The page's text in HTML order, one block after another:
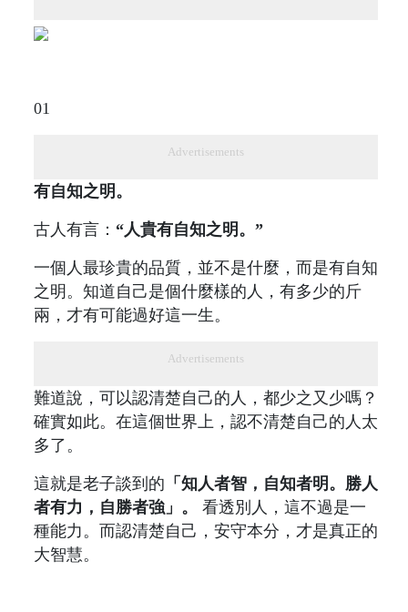
01
Advertisements
有自知之明。
古人有言： “人貴有自知之明。”
一個人最珍貴的品質，並不是什麼，而是有自知
之明。知道自己是個什麼樣的人，有多少的斤
兩，才有可能過好這一生。
Advertisements
難道說，可以認清楚自己的人，都少之又少嗎？
確實如此。在這個世界上，認不清楚自己的人太
多了。
這就是老子談到的 「知人者智，自知者明。勝人
者有力，自勝者強」。
看透別人，這不過是一
種能力。而認清楚自己，安守本分，才是真正的
大智慧。